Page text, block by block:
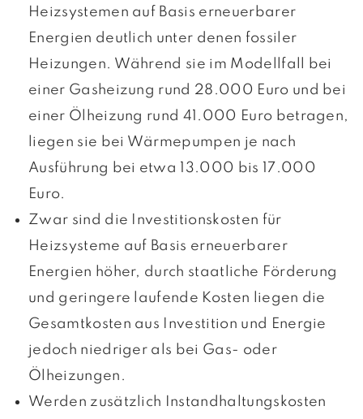
Heizsystemen auf Basis erneuerbarer
Energien deutlich unter denen fossiler
Heizungen. Während sie im Modellfall bei
einer Gasheizung rund 28.000 Euro und bei
einer Ölheizung rund 41.000 Euro betragen,
liegen sie bei Wärmepumpen je nach
Ausführung bei etwa 13.000 bis 17.000
Euro.
Zwar sind die Investitionskosten für
Heizsysteme auf Basis erneuerbarer
Energien höher, durch staatliche Förderung
und geringere laufende Kosten liegen die
Gesamtkosten aus Investition und Energie
jedoch niedriger als bei Gas- oder
Ölheizungen.
Werden zusätzlich Instandhaltungskosten